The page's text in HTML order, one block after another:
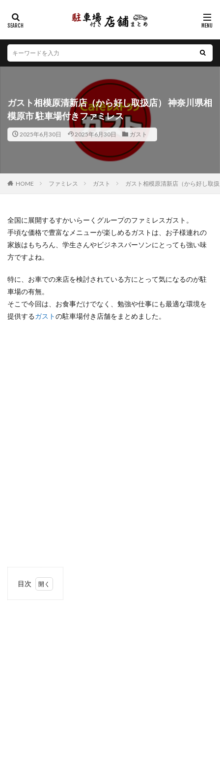
ガスト相模原清新店（から好し取扱店） 神奈川県相
模原市 駐車場付きファミレス
2025年6月30日 2025年6月30日 ガスト
HOME ファミレス ガスト ガスト相模原清新店（から好し取
全国に展開するすかいらーくグループのファミレスガスト。
手頃な価格で豊富なメニューが楽しめるガストは、お子様連れの
家族はもちろん、学生さんやビジネスパーソンにとっても強い味
方ですよね。
特に、お車での来店を検討されている方にとって気になるのが駐
車場の有無。
そこで今回は、お食事だけでなく、勉強や仕事にも最適な環境を
提供するガストの駐車場付き店舗をまとめました。
目次
カテゴリー
エリア
北海道 青森県 岩手県 宮城県
秋田県
山形県
福島県 茨城県 栃木県
群馬県
埼玉県
千葉県 東京都 神奈川県
新潟県
山梨県
長野県 富山県 石川県
福井県
岐阜県
静岡県 愛知県 三重県
滋賀県
京都府
大阪府 兵庫県 奈良県
和歌山県
鳥取県
島根県 岡山県 広島県
山口県
徳島県
香川県 愛媛県 高知県
福岡県
佐賀県
長崎県 熊本県 大分県
宮崎県
検索